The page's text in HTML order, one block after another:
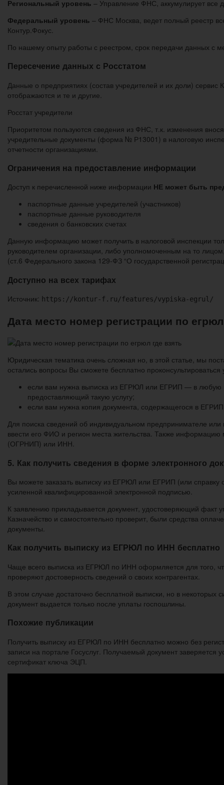
Региональный уровень – Управление ФНС, аккумулирует все
Федеральный уровень – ФНС Москва, ведет полный реестр
Контур.Фокус.
По нашему опыту работы с реестром, срок передачи данных с
Пересечение данных с Росстатом
Данные о предприятиях (состав учредителей и их доли)
отображаются и те и другие.
Росстат учредители
Приоритетом пользуются сведения из ФНС, т.к. изменения
учредительные документы (форма № Р13001) в налоговую
отчетности организациями.
Ограничения на предоставление информации
Доступ к перечисленной ниже информации НЕ может быть
паспортные данные учредителей (участников)
паспортные данные руководителя
сведения о банковских счетах
Данную информацию может получить в налоговой инспекции
руководителем организации, либо уполномоченным на то
(ст.6 Федерального закона 129-ФЗ “О государственной
Доступно на всех тарифах
Источник: https://kontur-f.ru/features/vypiska-egrul/
Дата место номер регистрации по егрюл
Юридическая тематика очень сложная но, в этой статье, мы
остались вопросы Вы сможете бесплатно
если вам нужна выписка из ЕГРЮЛ или ЕГРИП — в любую
предоставляющий такую услугу;
если вам нужна копия документа, содержащегося в
Для поиска сведений об индивидуальном предпринимателе
ввести его ФИО и регион места жительства. Также
(ОГРНИП) или ИНН.
5. Как получить сведения в форме электронного
Вы можете заказать выписку из ЕГРЮЛ или ЕГРИП (или справку
усиленной квалифицированной электронной подписью.
К заявлению прикладывается документ, удостоверяющий факт
Казначейство и самостоятельно проверит, были средства
документы.
Как получить выписку из ЕГРЮЛ по ИНН бесплатно
Чаще всего выписка из ЕГРЮЛ по ИНН оформляется для того,
проверяют достоверность сведений о своих контрагентах.
В этом случае достаточно бесплатной выписки, но в некоторых
документ выдается только после уплаты госпошлины.
Похожие публикации
Получить выписку из ЕГРЮЛ по ИНН бесплатно можно без
записи на портале Госуслуг. Получаемый документ
сертификат ключа ЭЦП.